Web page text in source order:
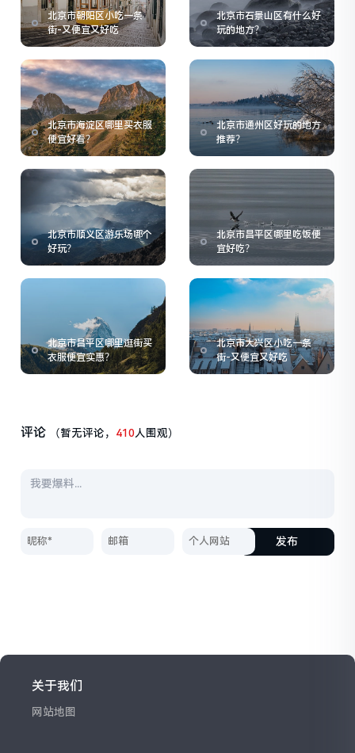
北京市朝阳区小吃一条
街-又便宜又好吃
北京市石景山区有什么好
玩的地方？
北京市海淀区哪里买衣服
便宜好看？
北京市通州区好玩的地方
推荐？
北京市顺义区游乐场哪个
好玩？
北京市昌平区哪里吃饭便
宜好吃？
北京市昌平区哪里逛街买
衣服便宜实惠？
北京市大兴区小吃一条
街-又便宜又好吃
评论 （暂无评论， 410人围观）
发布
关于我们
网站地图